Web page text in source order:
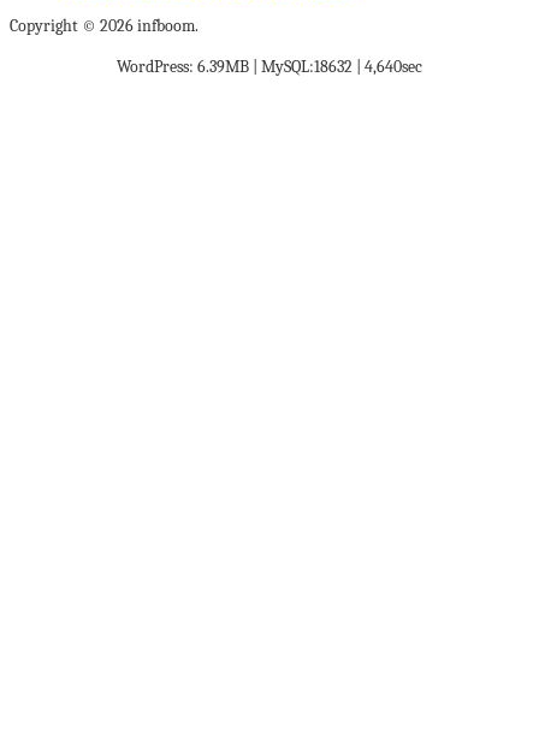
Copyright © 2026 infboom.
WordPress: 6.39MB | MySQL:18632 | 4,640sec